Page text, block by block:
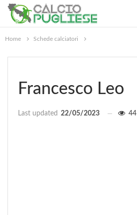
Home Schede calciatori
Francesco Leo
Last updated 22/05/2023 44